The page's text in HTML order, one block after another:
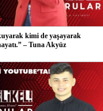
kimi de yaşayarak
– Tuna Akyüz